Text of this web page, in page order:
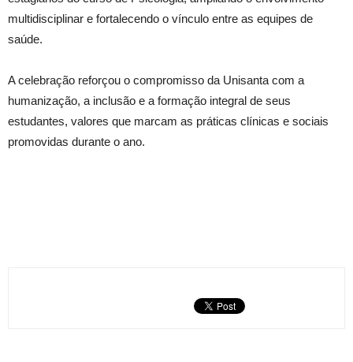
multidisciplinar e fortalecendo o vínculo entre as equipes de
saúde.
A celebração reforçou o compromisso da Unisanta com a
humanização, a inclusão e a formação integral de seus
estudantes, valores que marcam as práticas clínicas e sociais
promovidas durante o ano.